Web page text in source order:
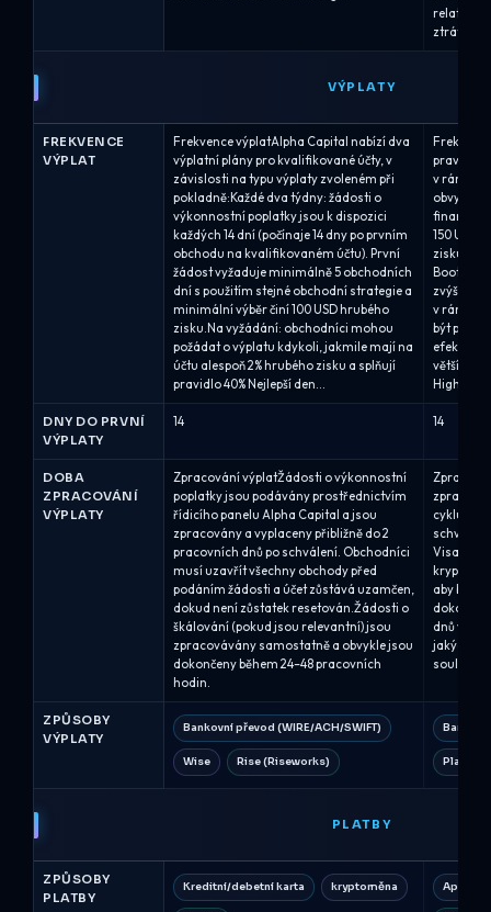
relativně
ztrát (4–6
VÝPLATY
FREKVENCE
VÝPLAT
Frekvence výplatAlpha Capital nabízí dva
výplatní plány pro kvalifikované účty, v
závislosti na typu výplaty zvoleném při
pokladně:Každé dva týdny: žádosti o
výkonnostní poplatky jsou k dispozici
každých 14 dní (počínaje 14 dny po prvním
obchodu na kvalifikovaném účtu). První
žádost vyžaduje minimálně 5 obchodních
dní s použitím stejné obchodní strategie a
minimální výběr činí 100 USD hrubého
zisku.Na vyžádání: obchodníci mohou
požádat o výplatu kdykoli, jakmile mají na
účtu alespoň 2% hrubého zisku a splňují
pravidlo 40% Nejlepší den...
v rámci
obvykle k
150 USD
zvýšit až
v rámci
být
efektivní
větší
High...
DNY DO PRVNÍ
VÝPLATY
14 14
DOBA
ZPRACOVÁNÍ
VÝPLATY
Zpracování výplatŽádosti o výkonnostní
poplatky jsou podávány prostřednictvím
řídicího panelu Alpha Capital a jsou
zpracovány a vyplaceny přibližně do 2
pracovních dnů po schválení. Obchodníci
musí uzavřít všechny obchody před
podáním žádosti a účet zůstává uzamčen,
dokud není zůstatek resetován.Žádosti o
škálování (pokud jsou relevantní) jsou
zpracovávány samostatně a obvykle jsou
dokončeny během 24–48 pracovních
hodin.
cyklu,
Visa
aby byl
dnů v
souladu.
ZPŮSOBY
VÝPLATY
Bankovní převod (WIRE/ACH/SWIFT)
Wise Rise (Riseworks)
PLATBY
ZPŮSOBY
PLATBY
Kreditní/debetní karta kryptoměna Apple